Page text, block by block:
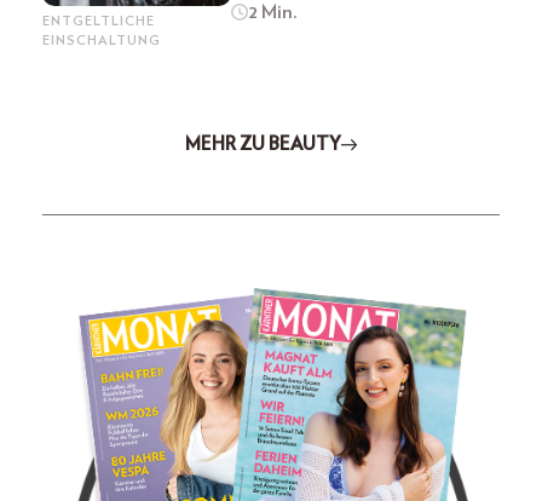
ENTGELTLICHE
EINSCHALTUNG
2 Min.
MEHR ZU BEAUTY